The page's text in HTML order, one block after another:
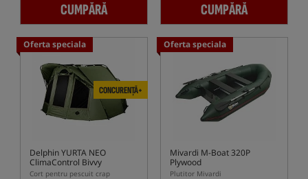
CUMPĂRĂ CUMPĂRĂ
Oferta speciala
CONCURENȚĂ+
Delphin YURTA NEO
ClimaControl Bivvy
Cort pentru pescuit crap
Oferta speciala
Mivardi M-Boat 320P
Plywood
Plutitor Mivardi